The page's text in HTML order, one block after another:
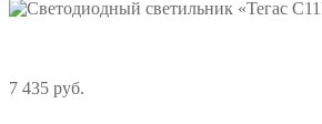
7 435 руб.